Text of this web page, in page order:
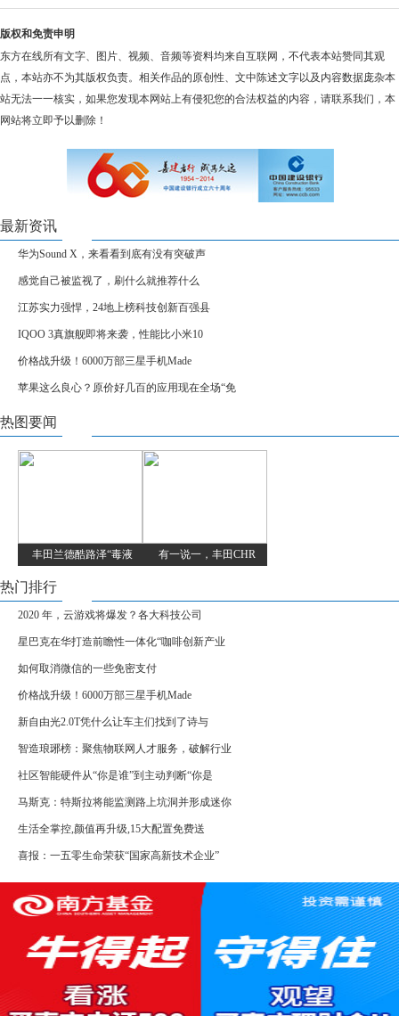
版权和免责申明
东方在线所有文字、图片、视频、音频等资料均来自互联网，不代表本站赞同其观
点，本站亦不为其版权负责。相关作品的原创性、文中陈述文字以及内容数据庞杂本
站无法一一核实，如果您发现本网站上有侵犯您的合法权益的内容，请联系我们，本
网站将立即予以删除！
最新资讯
华为Sound X，来看看到底有没有突破声
感觉自己被监视了，刷什么就推荐什么
江苏实力强悍，24地上榜科技创新百强县
IQOO 3真旗舰即将来袭，性能比小米10
价格战升级！6000万部三星手机Made
苹果这么良心？原价好几百的应用现在全场“免
热图要闻
丰田兰德酷路泽“毒液 有一说一，丰田CHR
热门排行
2020 年，云游戏将爆发？各大科技公司
星巴克在华打造前瞻性一体化“咖啡创新产业
如何取消微信的一些免密支付
价格战升级！6000万部三星手机Made
新自由光2.0T凭什么让车主们找到了诗与
智造琅琊榜：聚焦物联网人才服务，破解行业
社区智能硬件从“你是谁”到主动判断“你是
马斯克：特斯拉将能监测路上坑洞并形成迷你
生活全掌控,颜值再升级,15大配置免费送
喜报：一五零生命荣获“国家高新技术企业”